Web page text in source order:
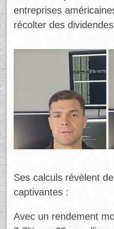
entreprises
récolter des
Ses calculs révèlent
captivantes :
Avec un rendement